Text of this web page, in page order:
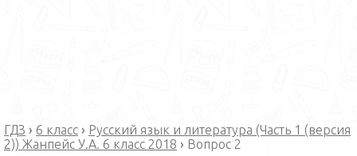
ГДЗ › 6 класс › Русский язык и литература (Часть 1 (версия
2)) Жанпейс У.А. 6 класс 2018 › Вопрос 2